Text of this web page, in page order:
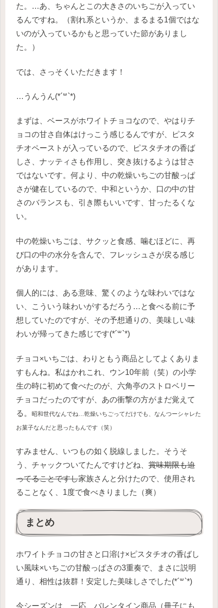
た。…あ、ちゃんとこの大きさのいちごが入ってい
るんですね。（割れ系というか、まるまる1個ではな
いのが入っているかもと思っていた節がありまし
た。）
では、さっそくいただきます！
…うんうん(*´꒳`*)
まずは、ベースがホワイトチョコなので、やはりチ
ョコの甘さ自体はけっこう感じるんですが、ピスタ
チオペーストが入っているので、ピスタチオの香ば
しさ、ナッティさも作用し、突き抜けるようは甘さ
ではないです。何より、中の乾燥いちごの甘酸っぱ
さが健在しているので、中和というか、口の中の甘
さのバランスも、引き際もいいです、甘ったるくな
い。
中の乾燥いちごは、サクッと食感、噛むほどに、再
び口の中の水分を含んで、フレッシュさが戻る感じ
があります。
個人的には、ある意味、驚くのような味わいではな
い、こういう味わいがするだろう…と食べる前に予
想していたのですが、その予想通りの、美味しい味
わいが帰ってきた感じです(*´꒳`*)
チョコ×いちごは、わりともう商品としてよくありま
すもんね。私はかれこれ、ウン10年前（笑）の小学
生の時に初めて食べたのが、六角亭のストロベリー
チョコだったのですが、あの衝撃の方がまだ覚えて
る。
昭和世代なんでね…乾燥いちごってだけでも、なんつーシャレた
お菓子なんだと思ったもんです（笑）
すみません、いつもの如く脱線しました。そうそ
う、チャックついてたんですけどね、 賞味期限も迫
ってることですし家族さんと分けたので、使用され
ることなく、1度で食べきりました（爽）
まとめ
ホワイトチョコの甘さと口溶け×ピスタチオの香ばし
い風味×いちごの甘酸っぱさの3重奏で、まさに説明
通り、相性は抜群！安定した美味しさでした(*´꒳`*)
今シーズンは、一応、バレンタイン商品（冊子にも